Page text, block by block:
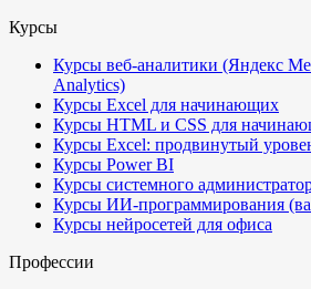
Курсы
Курсы веб-аналитики (Яндекс
Analytics)
Курсы Excel для начинающих
Курсы HTML и CSS для
Курсы Excel: продвинутый
Курсы Power BI
Курсы системного
Курсы ИИ-программирования
Курсы нейросетей для офиса
Профессии